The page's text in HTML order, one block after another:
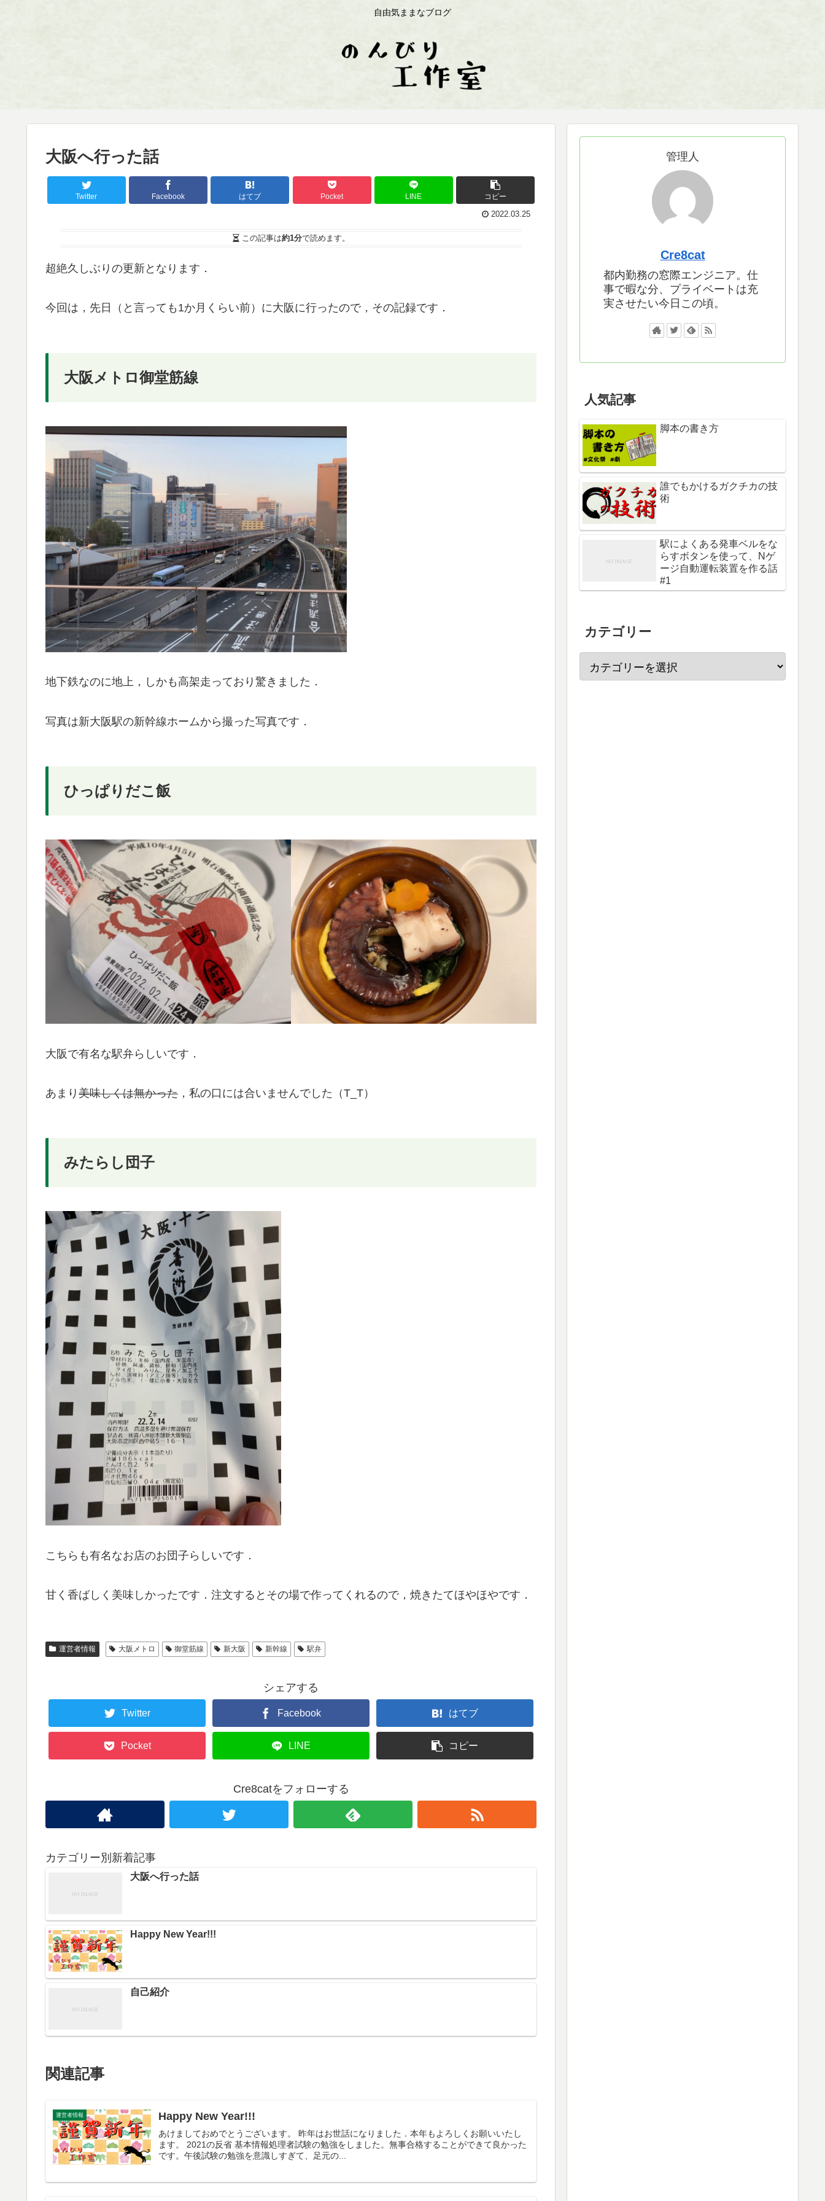
自由気ままなブログ
大阪へ行った話
Twitter Facebook はてブ Pocket LINE コピー
2022.03.25
この記事は約1分で読めます。
超絶久しぶりの更新となります．
今回は，先日（と言っても1か月くらい前）に大阪に行ったので，その記録です．
大阪メトロ御堂筋線
地下鉄なのに地上，しかも高架走っており驚きました．
写真は新大阪駅の新幹線ホームから撮った写真です．
ひっぱりだこ飯
大阪で有名な駅弁らしいです．
あまり 美味しくは無かった ，私の口には合いませんでした（T_T）
みたらし団子
こちらも有名なお店のお団子らしいです．
甘く香ばしく美味しかったです．注文するとその場で作ってくれるので，焼きたてほやほやです．
運営者情報 大阪メトロ 御堂筋線 新大阪 新幹線 駅弁
シェアする
Twitter Facebook はてブ
Pocket LINE コピー
Cre8catをフォローする
カテゴリー別新着記事
大阪へ行った話
Happy New Year!!!
自己紹介
関連記事
運営者情報 Happy New Year!!!
あけましておめでとうございます。 昨年はお世話になりました．本年もよろしくお願いいたし
ます。 2021の反省 基本情報処理者試験の勉強をしました。無事合格することができて良かった
です。午後試験の勉強を意識しすぎて、足元の...
管理人
Cre8cat
都内勤務の窓際エンジニア。仕
事で暇な分、プライベートは充
実させたい今日この頃。
人気記事
脚本の書き方
誰でもかけるガクチカの技
術
駅によくある発車ベルをな
らすボタンを使って、Nゲ
ージ自動運転装置を作る話
#1
カテゴリー